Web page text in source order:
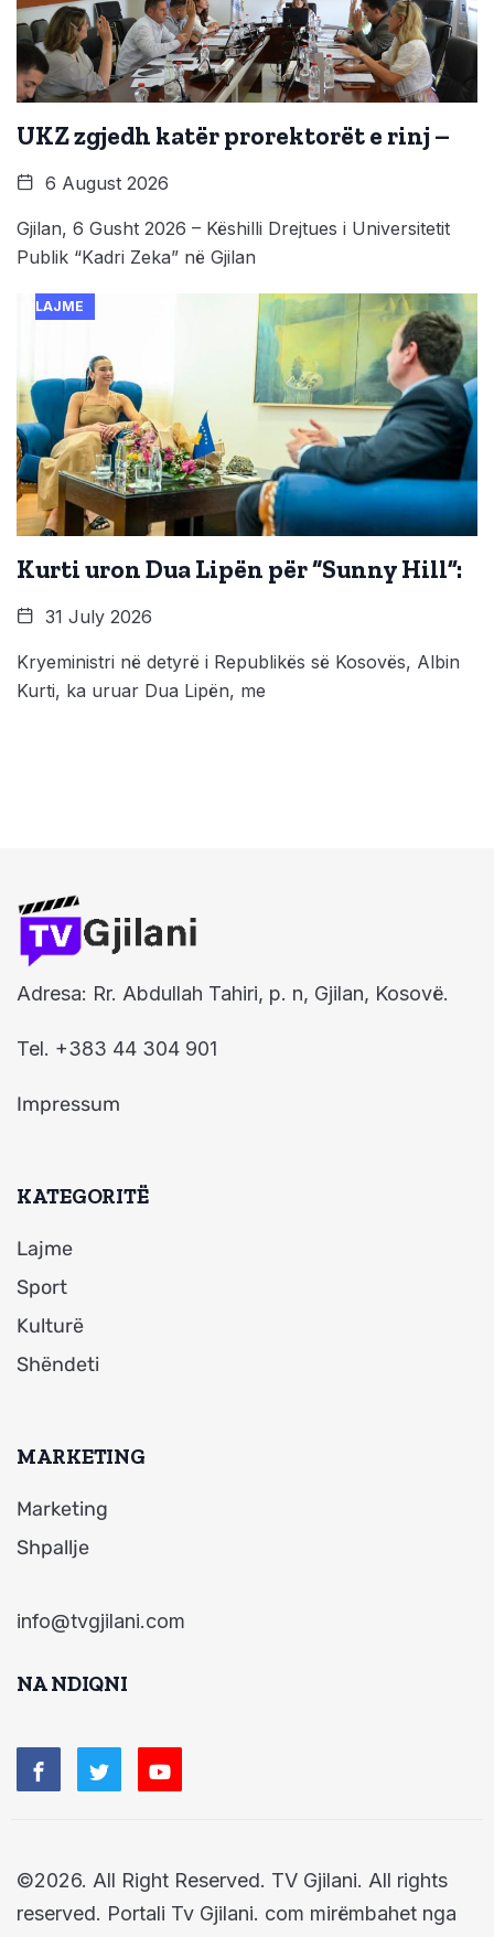
UKZ zgjedh katër prorektorët e rinj –
6 August 2026
Gjilan, 6 Gusht 2026 – Këshilli Drejtues i Universitetit
Publik “Kadri Zeka” në Gjilan
LAJME
Kurti uron Dua Lipën për “Sunny Hill”:
31 July 2026
Kryeministri në detyrë i Republikës së Kosovës, Albin
Kurti, ka uruar Dua Lipën, me
Adresa: Rr. Abdullah Tahiri, p. n, Gjilan, Kosovë.
Tel. +383 44 304 901
Impressum
KATEGORITË
Lajme
Sport
Kulturë
Shëndeti
MARKETING
Marketing
Shpallje
info@tvgjilani.com
NA NDIQNI
©2026. All Right Reserved. TV Gjilani. All rights
reserved. Portali Tv Gjilani. com mirëmbahet nga